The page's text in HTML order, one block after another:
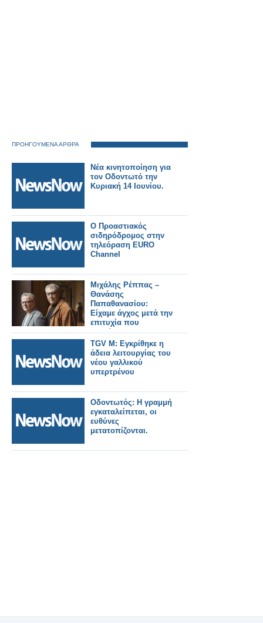
ΠΡΟΗΓΟΥΜΕΝΑ ΑΡΘΡΑ
Νέα κινητοποίηση για
τον Οδοντωτό την
Κυριακή 14 Ιουνίου.
Ο Προαστιακός
σιδηρόδρομος στην
τηλεόραση EURO
Channel
Μιχάλης Ρέππας –
Θανάσης
Παπαθανασίου:
Είχαμε άγχος μετά την
επιτυχία που
σημείωσαν οι «Τρεις
Χάριτες»
TGV M: Εγκρίθηκε η
άδεια λειτουργίας του
νέου γαλλικού
υπερτρένου
Οδοντωτός: Η γραμμή
εγκαταλείπεται, οι
ευθύνες
μετατοπίζονται.